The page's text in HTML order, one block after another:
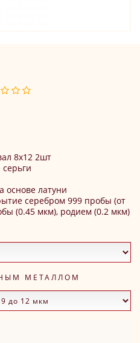
8х12 2шт
основе латуни
серебром 999 пробы (от
(0.45 мкм), родием (0.2 мкм)
МЕТАЛЛОМ